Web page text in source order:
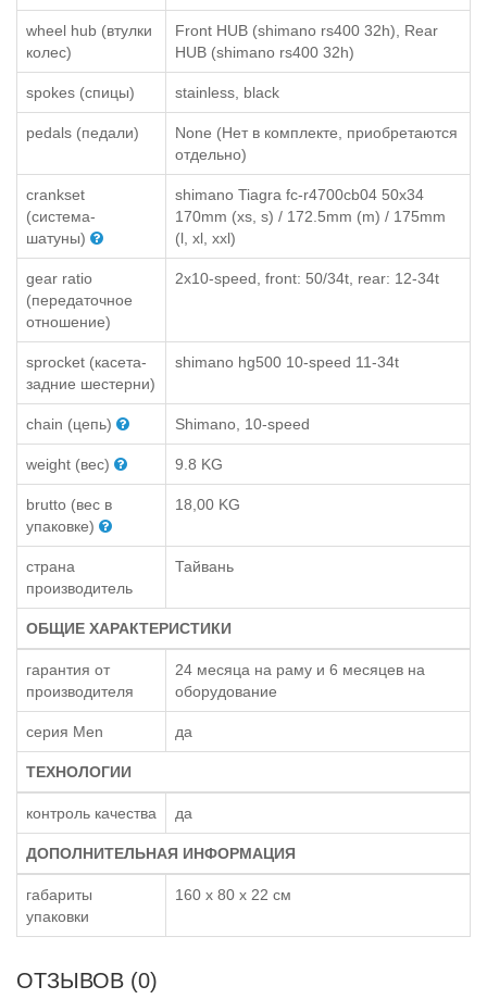
wheel hub (втулки
колес)
Front HUB (shimano rs400 32h), Rear
HUB (shimano rs400 32h)
spokes (спицы) stainless, black
pedals (педали)
None (Нет в комплекте, приобретаются
отдельно)
crankset
(система-
шатуны)
shimano Tiagra fc-r4700cb04 50x34
170mm (xs, s) / 172.5mm (m) / 175mm
(l, xl, xxl)
gear ratio
(передаточное
отношение)
2x10-speed, front: 50/34t, rear: 12-34t
sprocket (касета-
задние шестерни)
shimano hg500 10-speed 11-34t
chain (цепь) Shimano, 10-speed
weight (вес) 9.8 KG
brutto (вес в
упаковке)
18,00 KG
страна
производитель
Тайвань
ОБЩИЕ ХАРАКТЕРИСТИКИ
гарантия от
производителя
24 месяца на раму и 6 месяцев на
оборудование
серия Men да
ТЕХНОЛОГИИ
контроль качества да
ДОПОЛНИТЕЛЬНАЯ ИНФОРМАЦИЯ
габариты
упаковки
160 x 80 x 22 см
ОТЗЫВОВ (0)